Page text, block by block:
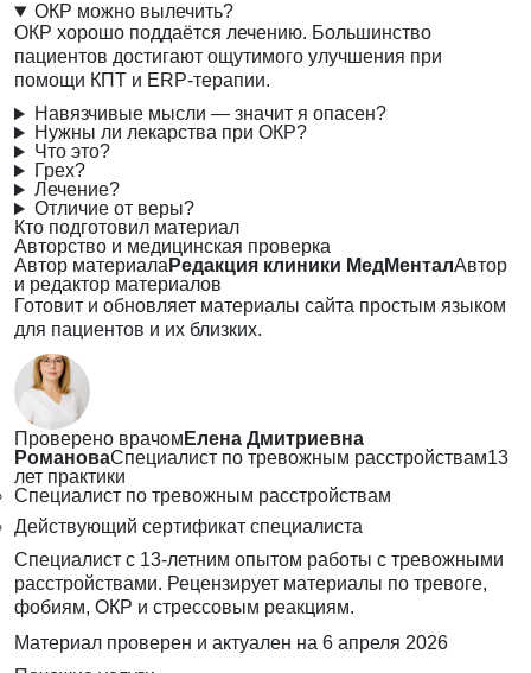
ОКР можно вылечить?
ОКР хорошо поддаётся лечению. Большинство
пациентов достигают ощутимого улучшения при
помощи КПТ и ERP-терапии.
Навязчивые мысли — значит я опасен?
Нужны ли лекарства при ОКР?
Что это?
Грех?
Лечение?
Отличие от веры?
Кто подготовил материал
Авторство и медицинская проверка
Автор материала Редакция клиники МедМенталАвтор
и редактор материалов
Готовит и обновляет материалы сайта простым языком
для пациентов и их близких.
Проверено врачом Елена Дмитриевна
РомановаСпециалист по тревожным расстройствам13
лет практики
Специалист по тревожным расстройствам
Действующий сертификат специалиста
Специалист с 13-летним опытом работы с тревожными
расстройствами. Рецензирует материалы по тревоге,
фобиям, ОКР и стрессовым реакциям.
Материал проверен и актуален на 6 апреля 2026